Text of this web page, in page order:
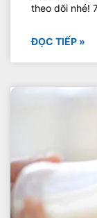
theo dõi nhé!
ĐỌC TIẾP »